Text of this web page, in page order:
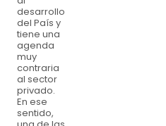
desarrollo
del País y
tiene una
agenda
muy
contraria
al sector
privado.
En ese
sentido,